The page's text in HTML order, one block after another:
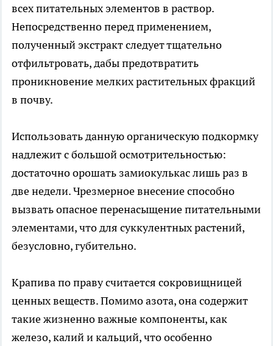
всех питательных элементов в раствор.
Непосредственно перед применением,
полученный экстракт следует тщательно
отфильтровать, дабы предотвратить
проникновение мелких растительных фракций
в почву.
Использовать данную органическую подкормку
надлежит с большой осмотрительностью:
достаточно орошать замиокулькас лишь раз в
две недели. Чрезмерное внесение способно
вызвать опасное перенасыщение питательными
элементами, что для суккулентных растений,
безусловно, губительно.
Крапива по праву считается сокровищницей
ценных веществ. Помимо азота, она содержит
такие жизненно важные компоненты, как
железо, калий и кальций, что особенно